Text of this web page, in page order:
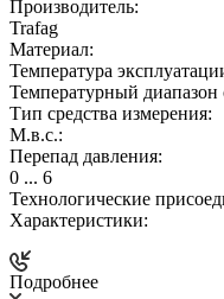
Производитель:
Trafag
Материал:
Температура
Температурный диапазон
Тип средства измерения:
М.в.с.:
Перепад давления:
0 ... 6
Технологические
Характеристики:
Подробнее